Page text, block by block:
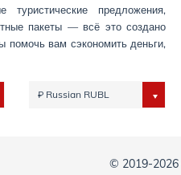
туристические предложения,
пакеты — всё это создано
помочь вам сэкономить деньги,
₽ Russian RUBL
© 2019-2026